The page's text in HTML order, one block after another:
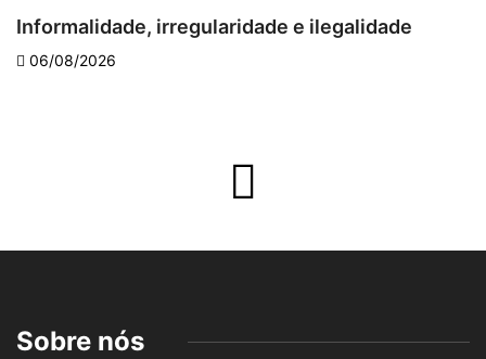
Informalidade, irregularidade e ilegalidade
06/08/2026
Sobre nós